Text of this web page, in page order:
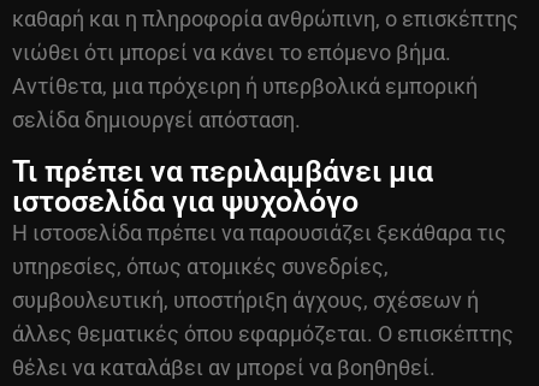
καθαρή και η πληροφορία ανθρώπινη, ο επισκέπτης
νιώθει ότι μπορεί να κάνει το επόμενο βήμα.
Αντίθετα, μια πρόχειρη ή υπερβολικά εμπορική
σελίδα δημιουργεί απόσταση.
Τι πρέπει να περιλαμβάνει μια
ιστοσελίδα για ψυχολόγο
Η ιστοσελίδα πρέπει να παρουσιάζει ξεκάθαρα τις
υπηρεσίες, όπως ατομικές συνεδρίες,
συμβουλευτική, υποστήριξη άγχους, σχέσεων ή
άλλες θεματικές όπου εφαρμόζεται. Ο επισκέπτης
θέλει να καταλάβει αν μπορεί να βοηθηθεί.